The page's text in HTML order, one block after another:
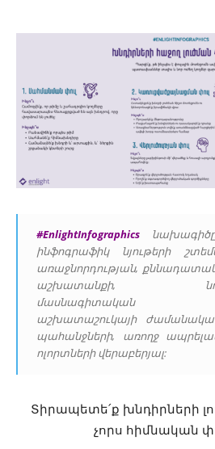
#EnlightInfographics
ինֆոգրաֆիկ նյութերի
առաջնորդության,
աշխատանքի,
մասնագիտական
աշխատաշուկայի
պահանջների, առողջ
ոլորտների վերաբերյալ:
Տիրապետե՛ք խնդիրների
չորս հիմնական